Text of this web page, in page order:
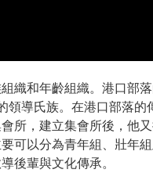
織和年齡組織。港口部
領導氏族。在港口部落
所，建立集會所後，他
可以分為青年組、壯年
後輩與文化傳承。